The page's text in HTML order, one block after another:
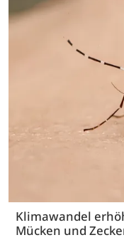
Klimawandel
Mücken und